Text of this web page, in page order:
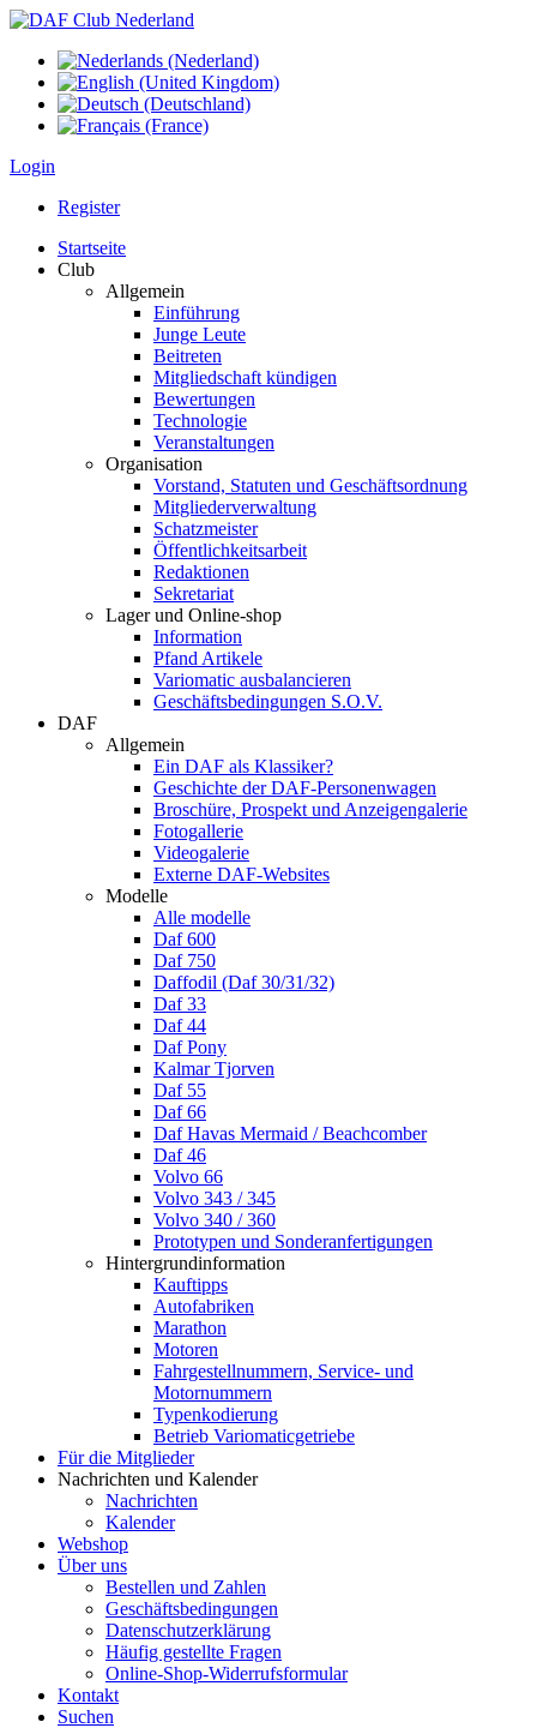
Login
Register
Startseite
Club
Allgemein
Einführung
Junge Leute
Beitreten
Mitgliedschaft kündigen
Bewertungen
Technologie
Veranstaltungen
Organisation
Vorstand, Statuten und Geschäftsordnung
Mitgliederverwaltung
Schatzmeister
Öffentlichkeitsarbeit
Redaktionen
Sekretariat
Lager und Online-shop
Information
Pfand Artikele
Variomatic ausbalancieren
Geschäftsbedingungen S.O.V.
DAF
Allgemein
Ein DAF als Klassiker?
Geschichte der DAF-Personenwagen
Broschüre, Prospekt und Anzeigengalerie
Fotogallerie
Videogalerie
Externe DAF-Websites
Modelle
Alle modelle
Daf 600
Daf 750
Daffodil (Daf 30/31/32)
Daf 33
Daf 44
Daf Pony
Kalmar Tjorven
Daf 55
Daf 66
Daf Havas Mermaid / Beachcomber
Daf 46
Volvo 66
Volvo 343 / 345
Volvo 340 / 360
Prototypen und Sonderanfertigungen
Hintergrundinformation
Kauftipps
Autofabriken
Marathon
Motoren
Fahrgestellnummern, Service- und
Motornummern
Typenkodierung
Betrieb Variomaticgetriebe
Für die Mitglieder
Nachrichten und Kalender
Nachrichten
Kalender
Webshop
Über uns
Bestellen und Zahlen
Geschäftsbedingungen
Datenschutzerklärung
Häufig gestellte Fragen
Online-Shop-Widerrufsformular
Kontakt
Suchen